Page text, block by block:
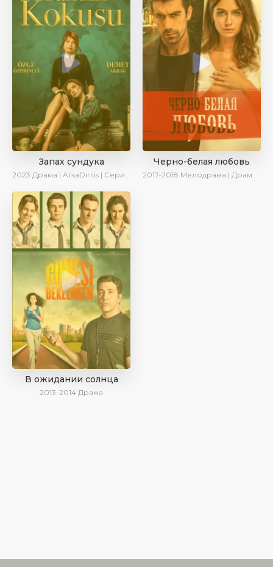
Запах сундука
2023 Драма | AlisaDirilis | Сериалы 2023
Черно-белая любовь
2017-2018 Мелодрама | Драма | Боевик | SesDizi
В ожидании солнца
2013-2014 Драма